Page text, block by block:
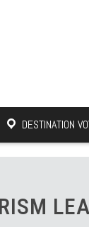
DESTINATION